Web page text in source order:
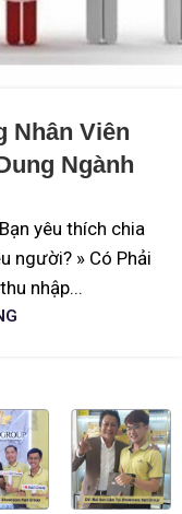
Nhân Viên
Ngành
yêu thích chia
người? » Có Phải
nhập...